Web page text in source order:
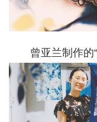
曾亚兰制作的